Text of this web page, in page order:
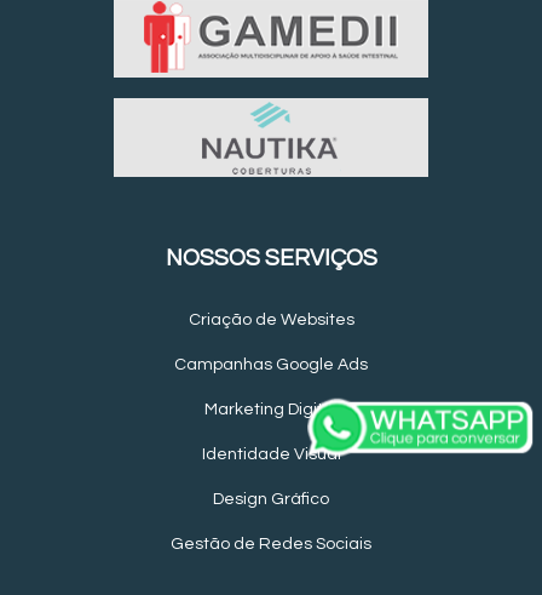
NOSSOS SERVIÇOS
Criação de Websites
Campanhas Google Ads
Marketing Digital
Identidade Visual
Design Gráfico
Gestão de Redes Sociais